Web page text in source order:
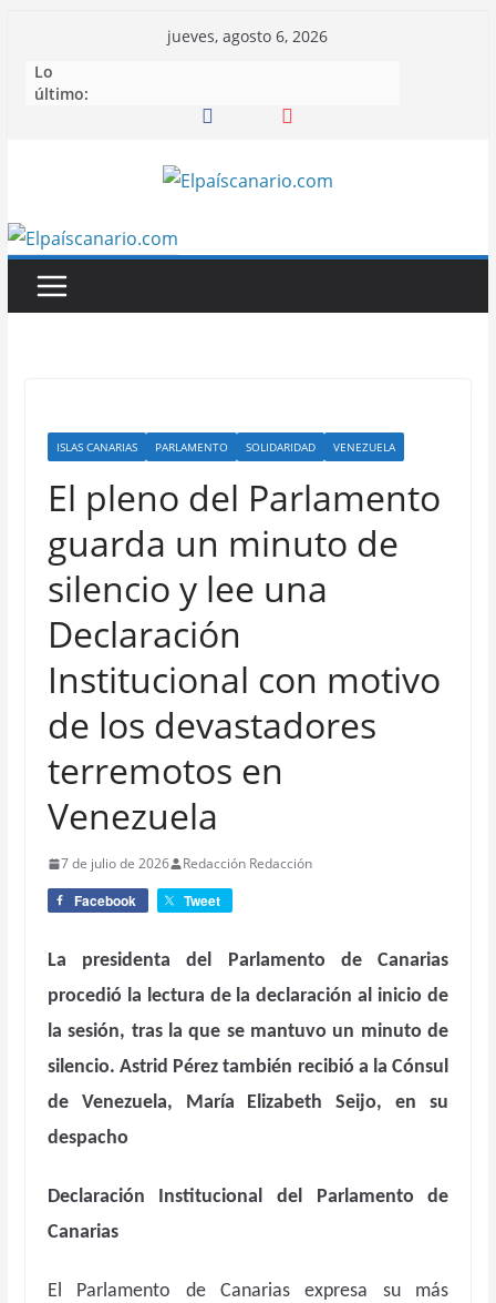
contenido
jueves, agosto 6, 2026
Lo
último:
ISLAS CANARIAS PARLAMENTO SOLIDARIDAD VENEZUELA
El pleno del Parlamento
guarda un minuto de
silencio y lee una
Declaración
Institucional con motivo
de los devastadores
terremotos en
Venezuela
7 de julio de 2026 Redacción Redacción
Facebook Tweet
La presidenta del Parlamento de Canarias
procedió la lectura de la declaración al inicio de
la sesión, tras la que se mantuvo un minuto de
silencio. Astrid Pérez también recibió a la Cónsul
de Venezuela, María Elizabeth Seijo, en su
despacho
Declaración Institucional del Parlamento de
Canarias
El Parlamento de Canarias expresa su más